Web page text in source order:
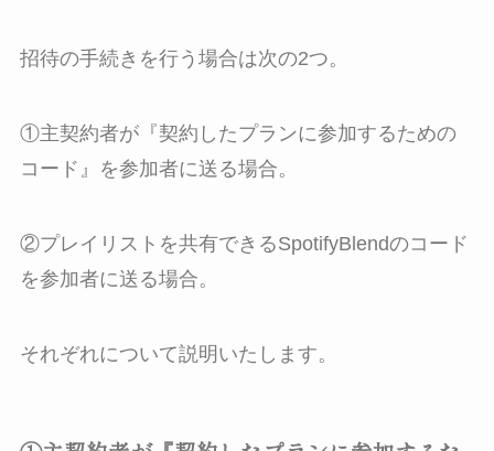
招待の手続きを行う場合は次の2つ。
①主契約者が『契約したプランに参加するための
コード』を参加者に送る場合。
②プレイリストを共有できるSpotifyBlendのコード
を参加者に送る場合。
それぞれについて説明いたします。